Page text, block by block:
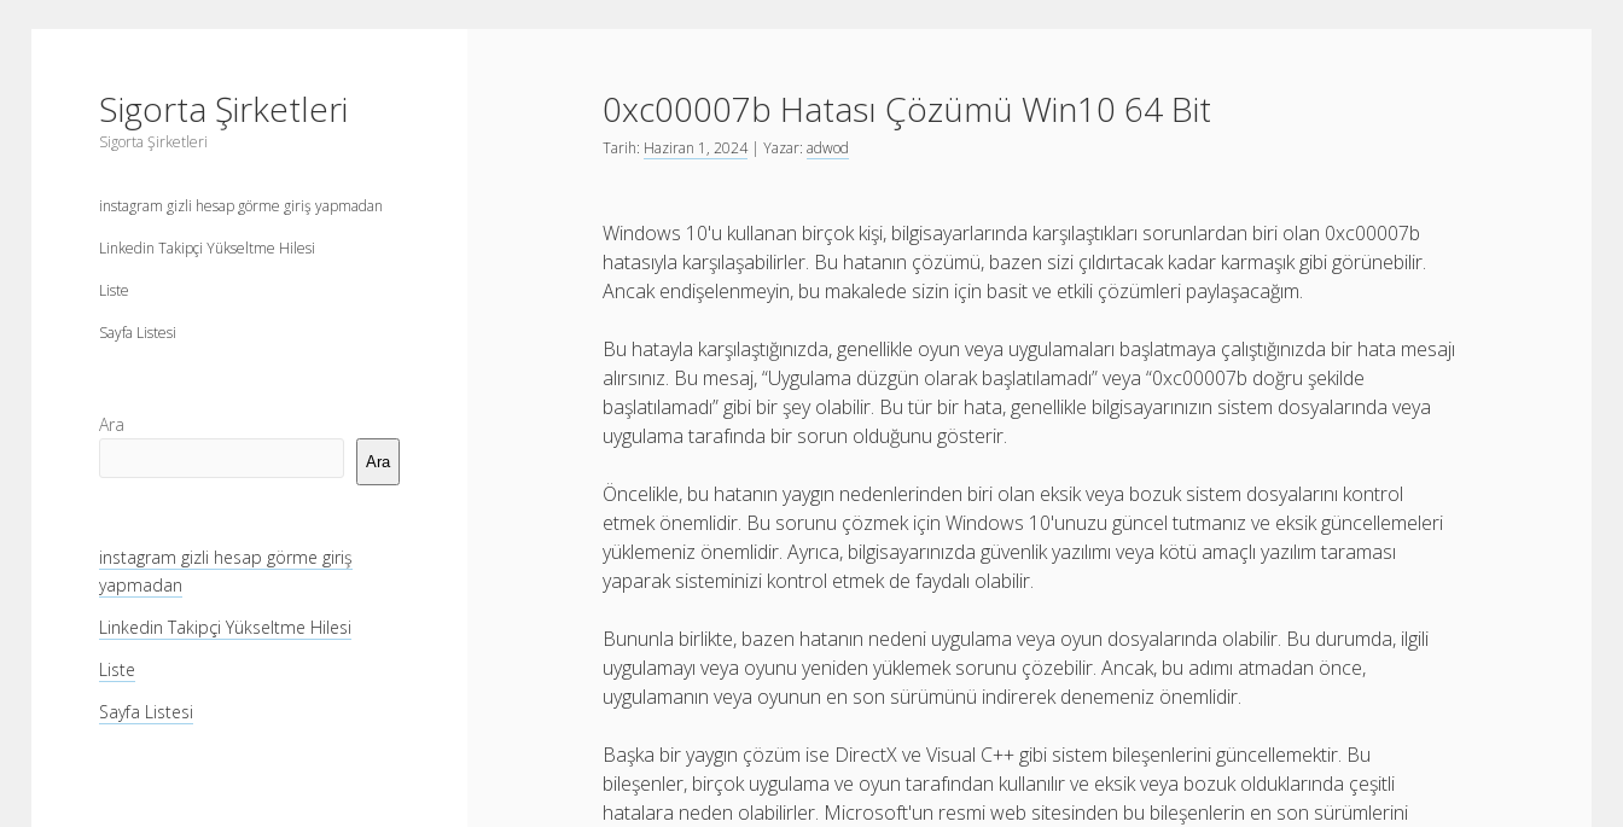
Sigorta Şirketleri
Sigorta Şirketleri
instagram gizli hesap görme giriş yapmadan
Linkedin Takipçi Yükseltme Hilesi
Liste
Sayfa Listesi
Yan
Menü
Ara
Ara
instagram gizli hesap görme giriş
yapmadan
Linkedin Takipçi Yükseltme Hilesi
Liste
Sayfa Listesi
0xc00007b Hatası Çözümü Win10 64 Bit
Tarih: Haziran 1, 2024| Yazar:adwod
Windows 10'u kullanan birçok kişi, bilgisayarlarında karşılaştıkları sorunlardan biri olan 0xc00007b
hatasıyla karşılaşabilirler. Bu hatanın çözümü, bazen sizi çıldırtacak kadar karmaşık gibi görünebilir.
Ancak endişelenmeyin, bu makalede sizin için basit ve etkili çözümleri paylaşacağım.
Bu hatayla karşılaştığınızda, genellikle oyun veya uygulamaları başlatmaya çalıştığınızda bir hata mesajı
alırsınız. Bu mesaj, “Uygulama düzgün olarak başlatılamadı” veya “0xc00007b doğru şekilde
başlatılamadı” gibi bir şey olabilir. Bu tür bir hata, genellikle bilgisayarınızın sistem dosyalarında veya
uygulama tarafında bir sorun olduğunu gösterir.
Öncelikle, bu hatanın yaygın nedenlerinden biri olan eksik veya bozuk sistem dosyalarını kontrol
etmek önemlidir. Bu sorunu çözmek için Windows 10'unuzu güncel tutmanız ve eksik güncellemeleri
yüklemeniz önemlidir. Ayrıca, bilgisayarınızda güvenlik yazılımı veya kötü amaçlı yazılım taraması
yaparak sisteminizi kontrol etmek de faydalı olabilir.
Bununla birlikte, bazen hatanın nedeni uygulama veya oyun dosyalarında olabilir. Bu durumda, ilgili
uygulamayı veya oyunu yeniden yüklemek sorunu çözebilir. Ancak, bu adımı atmadan önce,
uygulamanın veya oyunun en son sürümünü indirerek denemeniz önemlidir.
Başka bir yaygın çözüm ise DirectX ve Visual C++ gibi sistem bileşenlerini güncellemektir. Bu
bileşenler, birçok uygulama ve oyun tarafından kullanılır ve eksik veya bozuk olduklarında çeşitli
hatalara neden olabilirler. Microsoft'un resmi web sitesinden bu bileşenlerin en son sürümlerini